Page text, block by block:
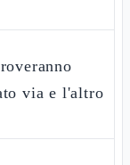
via e l'altro